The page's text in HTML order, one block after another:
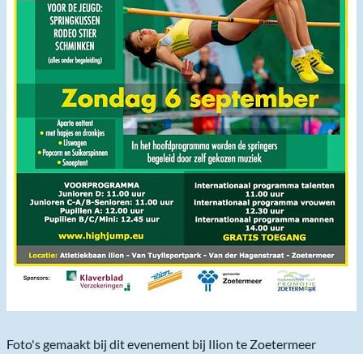
Foto's gemaakt bij dit evenement bij Ilion te Zoetermeer